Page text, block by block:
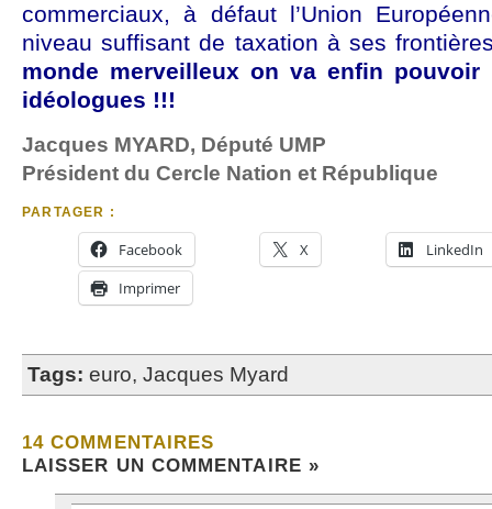
commerciaux, à défaut l’Union
niveau suffisant de taxation à ses
monde merveilleux on va enfin
idéologues !!!
Jacques MYARD, Député UMP
Président du Cercle Nation et République
PARTAGER :
Facebook X
LinkedIn
Imprimer
Tags: euro, Jacques Myard
14 COMMENTAIRES
LAISSER UN COMMENTAIRE »